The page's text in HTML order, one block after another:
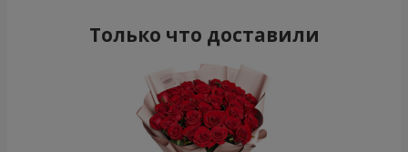
Только что доставили